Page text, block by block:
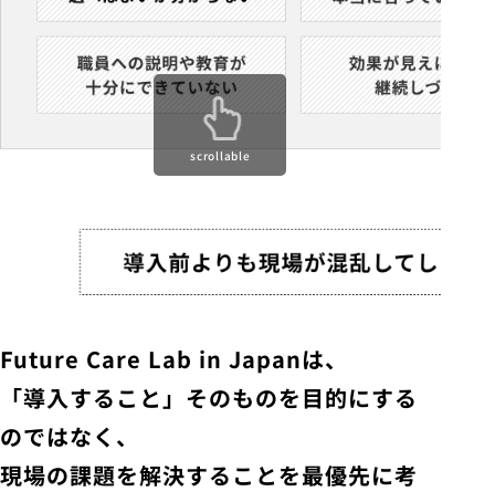
scrollable
Future Care Lab in Japanは、
「導入すること」そのものを目的にする
のではなく、
現場の課題を解決することを最優先に考